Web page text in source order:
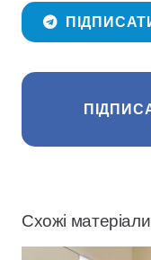
Схожі матеріали